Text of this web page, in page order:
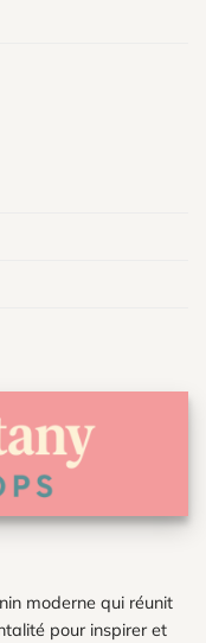
moderne qui réunit
pour inspirer et